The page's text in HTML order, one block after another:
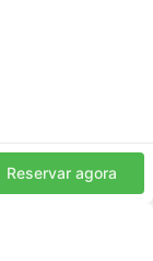
Reservar agora